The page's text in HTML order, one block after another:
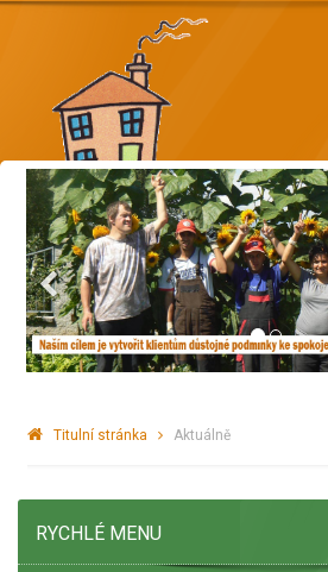
Titulní stránka Aktuálně
RYCHLÉ MENU